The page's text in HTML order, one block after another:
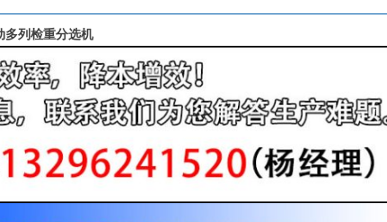
多列检重分选机